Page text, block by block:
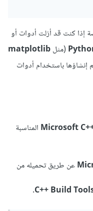
إذا كنت قد أزلت أدوات أو
(مثلmatplotlib
إنشاؤها باستخدام أدوات
Microsoftالمناسبة
عن طريق تحميله من
C++ Build
.